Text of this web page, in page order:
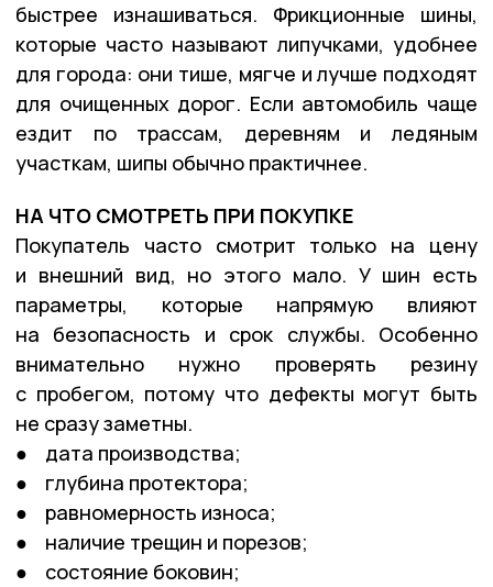
быстрее изнашиваться. Фрикционные шины,
которые часто называют липучками, удобнее
для города: они тише, мягче и лучше подходят
для очищенных дорог. Если автомобиль чаще
ездит по трассам, деревням и ледяным
участкам, шипы обычно практичнее.
НА ЧТО СМОТРЕТЬ ПРИ ПОКУПКЕ
Покупатель часто смотрит только на цену
и внешний вид, но этого мало. У шин есть
параметры, которые напрямую влияют
на безопасность и срок службы. Особенно
внимательно нужно проверять резину
с пробегом, потому что дефекты могут быть
не сразу заметны.
● дата производства;
● глубина протектора;
● равномерность износа;
● наличие трещин и порезов;
● состояние боковин;